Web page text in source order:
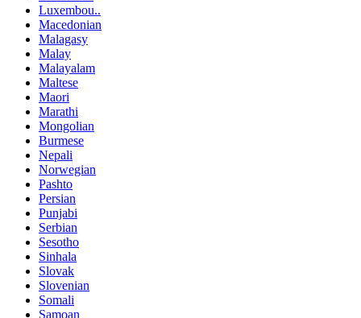
Luxembou..
Macedonian
Malagasy
Malay
Malayalam
Maltese
Maori
Marathi
Mongolian
Burmese
Nepali
Norwegian
Pashto
Persian
Punjabi
Serbian
Sesotho
Sinhala
Slovak
Slovenian
Somali
Samoan